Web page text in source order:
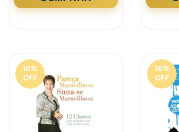
10%
OFF
10%
OFF